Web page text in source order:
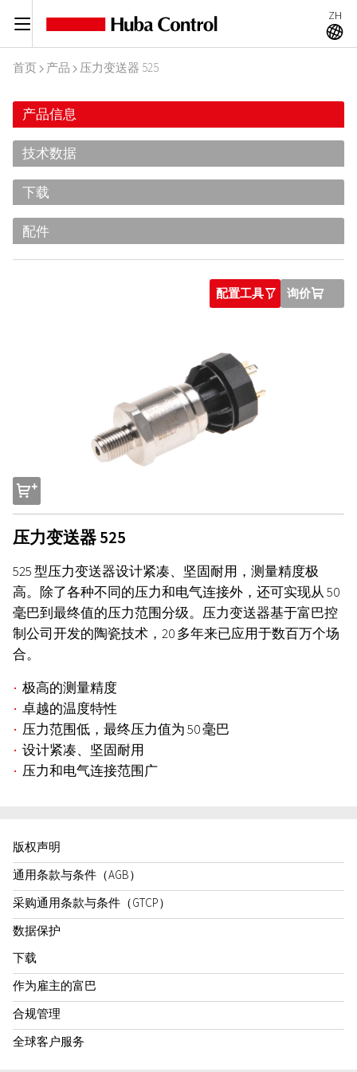
C ZH
A
首页 I 产品 I 压力变送器 525
产品信息
技术数据
下载
配件
配置工具O 询价U
s
压力变送器 525
525 型压力变送器设计紧凑、坚固耐用，测量精度极
高。除了各种不同的压力和电气连接外，还可实现从 50
毫巴到最终值的压力范围分级。压力变送器基于富巴控
制公司开发的陶瓷技术，20 多年来已应用于数百万个场
合。
极高的测量精度
卓越的温度特性
压力范围低，最终压力值为 50 毫巴
设计紧凑、坚固耐用
压力和电气连接范围广
版权声明
通用条款与条件（AGB）
采购通用条款与条件（GTCP）
数据保护
下载
作为雇主的富巴
合规管理
全球客户服务